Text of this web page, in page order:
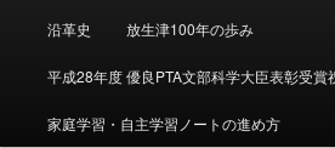
沿革史 放生津100年の歩み
平成28年度 優良PTA文部科学大臣表彰受賞
家庭学習・自主学習ノートの進め方